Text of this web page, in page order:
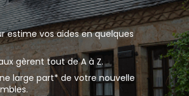
estime vos aides en quelques
gèrent tout de A à Z.
large part* de votre nouvelle